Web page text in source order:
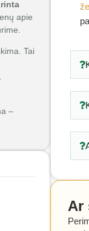
apie
Tai
–
Ar